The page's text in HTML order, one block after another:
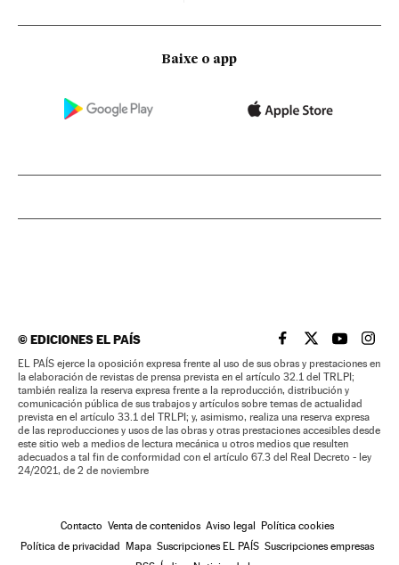
Baixe o app
©EDICIONES EL PAÍS EL PAÍS BRASIL EN
EL PAÍSEL PAÍS
EL
EL PAÍS ejerce la oposición expresa frente al uso de sus obras y prestaciones en
la elaboración de revistas de prensa prevista en el artículo 32.1 del TRLPI;
también realiza la reserva expresa frente a la reproducción, distribución y
comunicación pública de sus trabajos y artículos sobre temas de actualidad
prevista en el artículo 33.1 del TRLPI; y, asimismo, realiza una reserva expresa
de las reproducciones y usos de las obras y otras prestaciones accesibles desde
este sitio web a medios de lectura mecánica u otros medios que resulten
adecuados a tal fin de conformidad con el artículo 67.3 del Real Decreto - ley
24/2021, de 2 de noviembre
Contacto Venta de contenidos Aviso legal Política cookies
Política de privacidad Mapa Suscripciones EL PAÍS Suscripciones empresas